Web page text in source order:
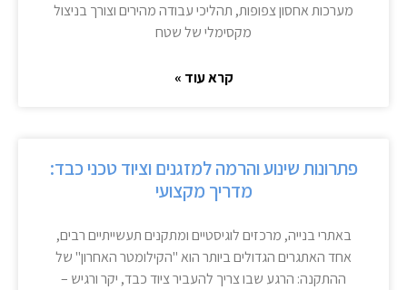
מערכות אחסון צפופות, תהליכי עבודה מהירים וצורך בניצול
מקסימלי של שטח
קרא עוד »
פתרונות שינוע והרמה למזגנים וציוד טכני כבד:
מדריך מקצועי
באתרי בנייה, מרכזים לוגיסטיים ומתקנים תעשייתיים רבים,
אחד האתגרים הגדולים ביותר הוא "הקילומטר האחרון" של
ההתקנה: הרגע שבו צריך להעביר ציוד כבד, יקר ורגיש –